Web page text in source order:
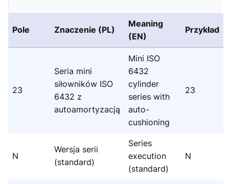
Pole Znaczenie (PL)
Meaning
(EN)
Przykład
23
Seria mini
siłowników ISO
6432 z
autoamortyzacją
Mini ISO
6432
cylinder
series with
auto-
cushioning
23
N
Wersja serii
(standard)
Series
execution
(standard)
N